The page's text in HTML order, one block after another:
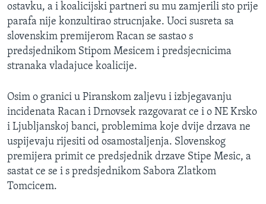
ostavku, a i koalicijski partneri su mu zamjerili sto prije
parafa nije konzultirao strucnjake. Uoci susreta sa
slovenskim premijerom Racan se sastao s
predsjednikom Stipom Mesicem i predsjecnicima
stranaka vladajuce koalicije.
Osim o granici u Piranskom zaljevu i izbjegavanju
incidenata Racan i Drnovsek razgovarat ce i o NE Krsko
i Ljubljanskoj banci, problemima koje dvije drzava ne
uspijevaju rijesiti od osamostaljenja. Slovenskog
premijera primit ce predsjednik drzave Stipe Mesic, a
sastat ce se i s predsjednikom Sabora Zlatkom
Tomcicem.